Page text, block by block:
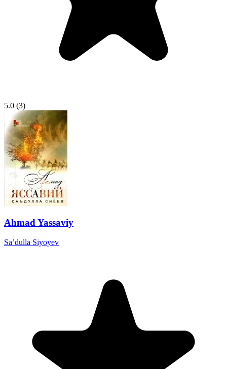
5.0 (3)
Ahmad Yassaviy
Sa’dulla Siyoyev